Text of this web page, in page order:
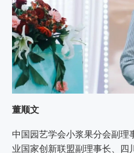
董顺文
中国园艺学会小浆果分会副理
业国家创新联盟副理事长、四